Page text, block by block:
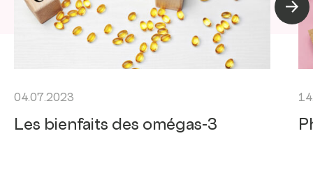
04.07.2023
Les bienfaits des omégas-3